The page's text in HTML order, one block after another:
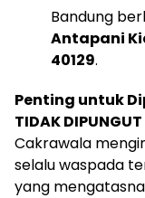
Bandung
Antapani
40129.
Penting untuk
TIDAK
Cakrawala
selalu waspada
yang